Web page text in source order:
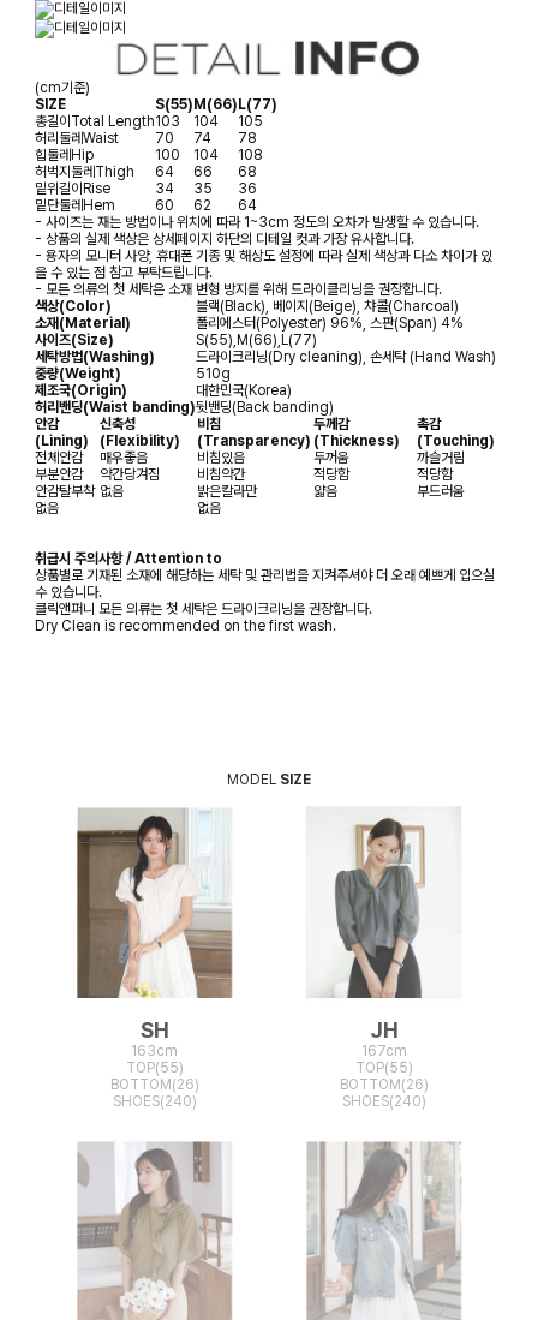
(cm기준)
SIZE
S(55)M(66)L(77)
총길이Total Length103 104
105
허리둘레Waist 70 74
78
힙둘레Hip 100 104
108
허벅지둘레Thigh 64 66
68
밑위길이Rise 34 35
36
밑단둘레Hem 60 62
64
- 사이즈는 재는 방법이나 위치에 따라 1~3cm 정도의 오차가 발생할 수 있습니다.
- 상품의 실제 색상은 상세페이지 하단의 디테일 컷과 가장 유사합니다.
- 용자의 모니터 사양, 휴대폰 기종 및 해상도 설정에 따라 실제 색상과 다소 차이가 있
을 수 있는 점 참고 부탁드립니다.
- 모든 의류의 첫 세탁은 소재 변형 방지를 위해 드라이클리닝을 권장합니다.
색상(Color)
블랙(Black), 베이지(Beige), 챠콜(Charcoal)
소재(Material)
폴리에스터(Polyester) 96%, 스판(Span) 4%
사이즈(Size)
S(55),M(66),L(77)
세탁방법(Washing)
드라이크리닝(Dry cleaning), 손세탁 (Hand Wash)
중량(Weight)
510g
제조국(Origin)
대한민국(Korea)
허리밴딩(Waist banding)뒷밴딩(Back banding)
안감
(Lining)
신축성
(Flexibility)
비침
(Transparency)
두께감
(Thickness)
촉감
(Touching)
전체안감
매우좋음 비침있음 두꺼움
까슬거림
부분안감
약간당겨짐 비침약간 적당함
적당함
안감탈부착 없음 밝은칼라만 얇음
부드러움
없음
없음
취급시 주의사항 / Attention to
상품별로 기재된 소재에 해당하는 세탁 및 관리법을 지켜주셔야 더 오래 예쁘게 입으실
수 있습니다.
클릭앤퍼니 모든 의류는 첫 세탁은 드라이크리닝을 권장합니다.
Dry Clean is recommended on the first wash.
MODEL SIZE
SH
163cm
TOP(55)
BOTTOM(26)
SHOES(240)
JH
167cm
TOP(55)
BOTTOM(26)
SHOES(240)